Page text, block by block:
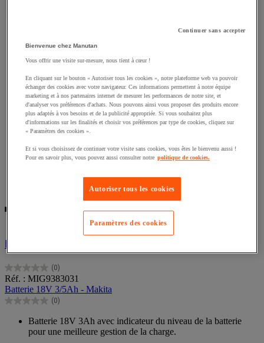
Comparer
Batterie 18V 3/5Ah - Makita
(0)
0.0
sur
5
étoiles.
Réf. : MIG9383031
Batterie 18V 3/5Ah - Makita
(0)
0.0
étoiles.
Batterie 18V 3Ah avec indicateur du niveau de la batterie
pour une meilleure gestion de la charge.
Continuer sans accepter
Bienvenue chez Manutan
Vous offrir une visite sur-mesure, nous tient à cœur !
En cliquant sur le bouton « Autoriser tous les cookies », notre plateforme web va pouvoir
échanger des cookies avec votre navigateur. Ces informations permettent à notre équipe
marketing et à nos partenaires internet de mesurer les performances de notre site, et
d'analyser vos préférences d'achats. Nous pouvons ainsi vous proposer des produits encore
plus adaptés à vos besoins et de la publicité appropriée. Si vous souhaitez plus
d'informations sur les finalités et choisir vos préférences par type de cookies, cliquez sur
« Paramètres des cookies ».
Et si vous choisissez de continuer votre visite sans cookies, vous êtes le bienvenu aussi !
Pour en savoir plus, vous pouvez aussi consulter notre politique de cookies.
Autoriser tous les cookies
Paramètres des cookies